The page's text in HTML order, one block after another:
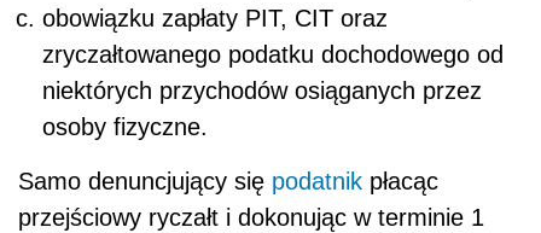
obowiązku zapłaty PIT, CIT oraz
zryczałtowanego podatku dochodowego od
niektórych przychodów osiąganych przez
osoby fizyczne.
Samo denuncjujący się podatnik płacąc
przejściowy ryczałt i dokonując w terminie 1